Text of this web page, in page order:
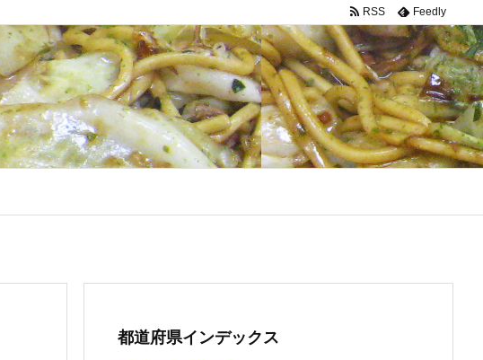
RSS Feedly
都道府県インデックス